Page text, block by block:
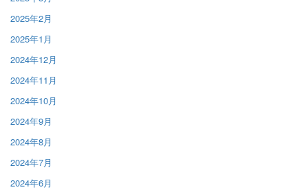
2025年2月
2025年1月
2024年12月
2024年11月
2024年10月
2024年9月
2024年8月
2024年7月
2024年6月